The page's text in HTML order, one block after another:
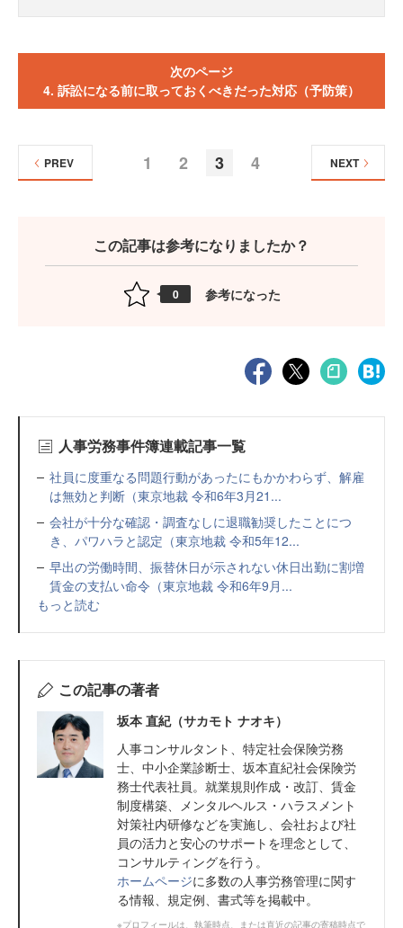
次のページ
4. 訴訟になる前に取っておくべきだった対応（予防策）
1 2 3 4
PREV NEXT
この記事は参考になりましたか？
0 参考になった
人事労務事件簿連載記事一覧
社員に度重なる問題行動があったにもかかわらず、解雇
は無効と判断（東京地裁 令和6年3月21...
会社が十分な確認・調査なしに退職勧奨したことにつ
き、パワハラと認定（東京地裁 令和5年12...
早出の労働時間、振替休日が示されない休日出勤に割増
賃金の支払い命令（東京地裁 令和6年9月...
もっと読む
この記事の著者
坂本 直紀（サカモト ナオキ）
人事コンサルタント、特定社会保険労務
士、中小企業診断士、坂本直紀社会保険労
務士代表社員。就業規則作成・改訂、賃金
制度構築、メンタルヘルス・ハラスメント
対策社内研修などを実施し、会社および社
員の活力と安心のサポートを理念として、
コンサルティングを行う。
ホームページに多数の人事労務管理に関す
る情報、規定例、書式等を掲載中。
※プロフィールは、執筆時点、または直近の記事の寄稿時点で